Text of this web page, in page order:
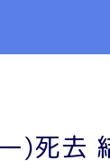
)死去